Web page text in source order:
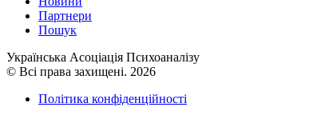
Партнери
Пошук
Українська Асоціація Психоаналізу
© Всі права захищені. 2026
Політика конфіденційності